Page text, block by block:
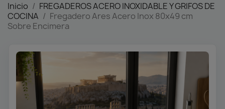
Inicio
FREGADEROS ACERO INOXIDABLE Y GRIFOS DE
COCINA
Fregadero Ares Acero Inox 80x49 cm
Sobre Encimera